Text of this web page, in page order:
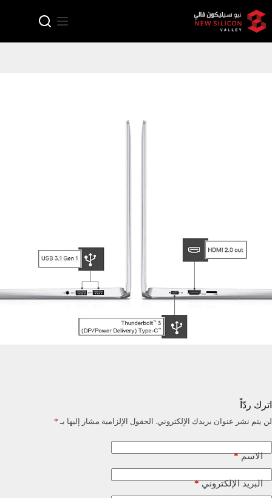
اترك ردّاً
لن يتم نشر عنوان بريدك الإلكتروني. الحقول الإلزامية مشار إليها بـ *
الاسم*
البريد الإلكتروني*